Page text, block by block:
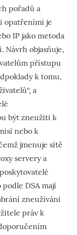
pořadů a
opatřeními je
IP jako metoda
objasňuje,
přístupu
k tomu,
a
být zneužiti k
nebo k
jmenuje sítě
servery a
DSA mají
zneužívání
práv k